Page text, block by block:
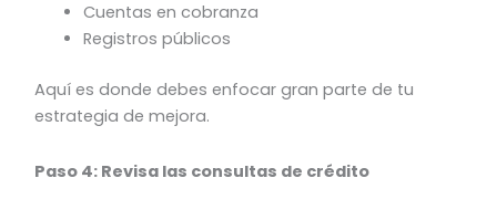
Cuentas en cobranza
Registros públicos
Aquí es donde debes enfocar gran parte de tu
estrategia de mejora.
Paso 4: Revisa las consultas de crédito